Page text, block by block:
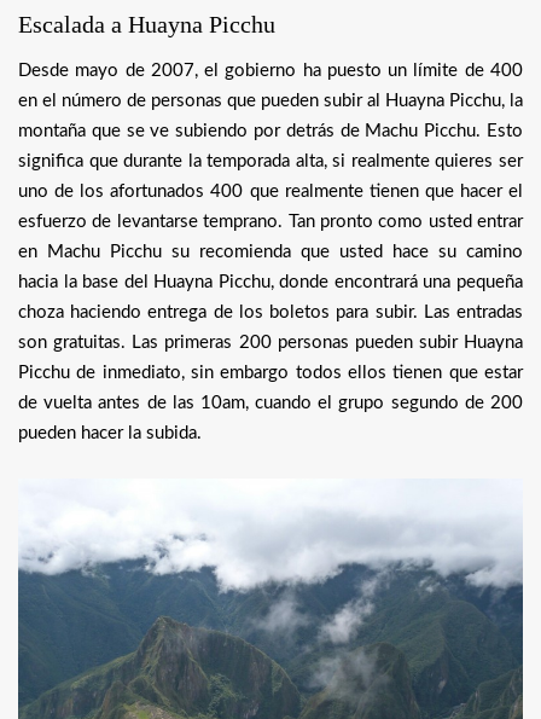
Escalada a Huayna Picchu
Desde mayo de 2007, el gobierno ha puesto un límite de 400
en el número de personas que pueden subir al Huayna Picchu, la
montaña que se ve subiendo por detrás de Machu Picchu. Esto
significa que durante la temporada alta, si realmente quieres ser
uno de los afortunados 400 que realmente tienen que hacer el
esfuerzo de levantarse temprano. Tan pronto como usted entrar
en Machu Picchu su recomienda que usted hace su camino
hacia la base del Huayna Picchu, donde encontrará una pequeña
choza haciendo entrega de los boletos para subir. Las entradas
son gratuitas. Las primeras 200 personas pueden subir Huayna
Picchu de inmediato, sin embargo todos ellos tienen que estar
de vuelta antes de las 10am, cuando el grupo segundo de 200
pueden hacer la subida.